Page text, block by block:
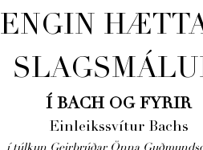
ENGIN
Í BACH OG FYRIR
Einleikssvítur Bachs